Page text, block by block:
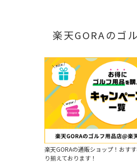
楽天GORAのゴ
楽天GORAの通販ショップ！おす
り揃えております！